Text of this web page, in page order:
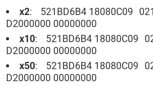
x2: 521BD6B4 18080C09
D2000000 00000000
x10: 521BD6B4 18080C09
D2000000 00000000
x50: 521BD6B4 18080C09
D2000000 00000000